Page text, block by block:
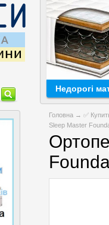
Недорогі
Головна → ✅
Sleep Master